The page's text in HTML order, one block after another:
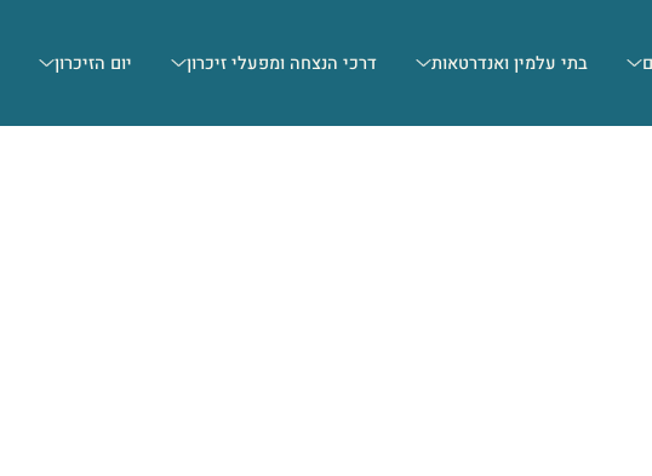
בתי עלמין ואנדרטאות דרכי הנצחה ומפעלי זיכרון יום הזיכרון